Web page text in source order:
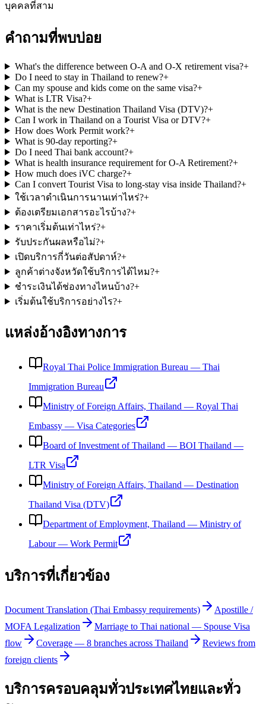
บุคคลที่สาม
คำถามที่พบบ่อย
What's the difference between O-A and O-X retirement visa?+
Do I need to stay in Thailand to renew?+
Can my spouse and kids come on the same visa?+
What is LTR Visa?+
What is the new Destination Thailand Visa (DTV)?+
Can I work in Thailand on a Tourist Visa or DTV?+
How does Work Permit work?+
What is 90-day reporting?+
Do I need Thai bank account?+
What is health insurance requirement for O-A Retirement?+
How much does iVC charge?+
Can I convert Tourist Visa to long-stay visa inside Thailand?+
ใช้เวลาดำเนินการนานเท่าไหร่?+
ต้องเตรียมเอกสารอะไรบ้าง?+
ราคาเริ่มต้นเท่าไหร่?+
รับประกันผลหรือไม่?+
เปิดบริการกี่วันต่อสัปดาห์?+
ลูกค้าต่างจังหวัดใช้บริการได้ไหม?+
ชำระเงินได้ช่องทางไหนบ้าง?+
เริ่มต้นใช้บริการอย่างไร?+
แหล่งอ้างอิงทางการ
Royal Thai Police Immigration Bureau — Thai
Immigration Bureau
Ministry of Foreign Affairs, Thailand — Royal Thai
Embassy — Visa Categories
Board of Investment of Thailand — BOI Thailand —
LTR Visa
Ministry of Foreign Affairs, Thailand — Destination
Thailand Visa (DTV)
Department of Employment, Thailand — Ministry of
Labour — Work Permit
บริการที่เกี่ยวข้อง
Document Translation (Thai Embassy requirements)
Apostille /
MOFA Legalization
Marriage to Thai national — Spouse Visa
flow
Coverage — 8 branches across Thailand
Reviews from
foreign clients
บริการครอบคลุมทั่วประเทศไทยและทั่ว